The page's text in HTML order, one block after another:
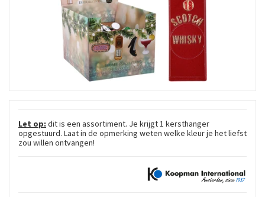
Let op: dit is een assortiment. Je krijgt 1 kersthanger
opgestuurd. Laat in de opmerking weten welke kleur je het liefst
zou willen ontvangen!